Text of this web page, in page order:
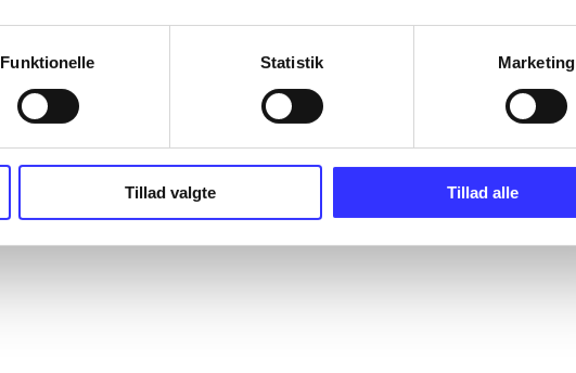
Funktionelle Statistik Marketing
Tillad valgte Tillad alle